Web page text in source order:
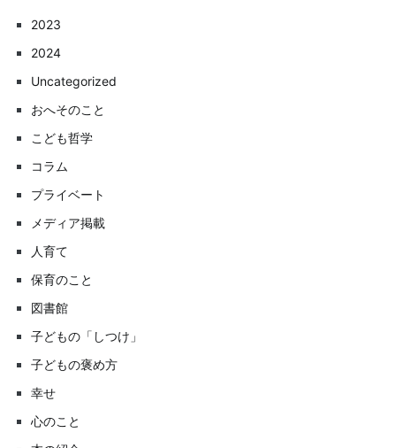
2023
2024
Uncategorized
おへそのこと
こども哲学
コラム
プライベート
メディア掲載
人育て
保育のこと
図書館
子どもの「しつけ」
子どもの褒め方
幸せ
心のこと